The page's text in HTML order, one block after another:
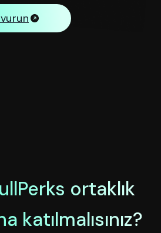
ortaklık
katılmalısınız?